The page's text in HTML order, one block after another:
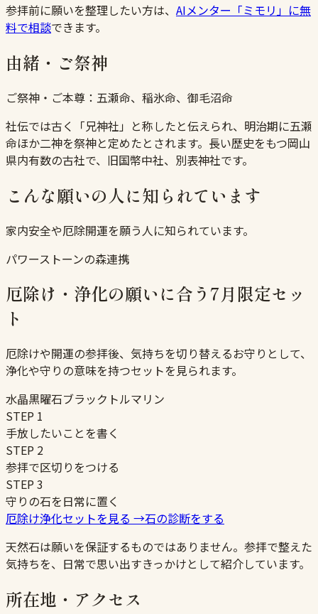
参拝前に願いを整理したい方は、 AIメンター「ミモリ」に無
料で相談できます。
由緒・ご祭神
ご祭神・ご本尊： 五瀬命、稲氷命、御毛沼命
社伝では古く「兄神社」と称したと伝えられ、明治期に五瀬
命ほか二神を祭神と定めたとされます。長い歴史をもつ岡山
県内有数の古社で、旧国幣中社、別表神社です。
こんな願いの人に知られています
家内安全や厄除開運を願う人に知られています。
パワーストーンの森連携
厄除け・浄化の願いに合う7月限定セッ
ト
厄除けや開運の参拝後、気持ちを切り替えるお守りとして、
浄化や守りの意味を持つセットを見られます。
水晶黒曜石ブラックトルマリン
STEP 1
手放したいことを書く
STEP 2
参拝で区切りをつける
STEP3
守りの石を日常に置く
厄除け浄化セットを見る →石の診断をする
天然石は願いを保証するものではありません。参拝で整えた
気持ちを、日常で思い出すきっかけとして紹介しています。
所在地・アクセス